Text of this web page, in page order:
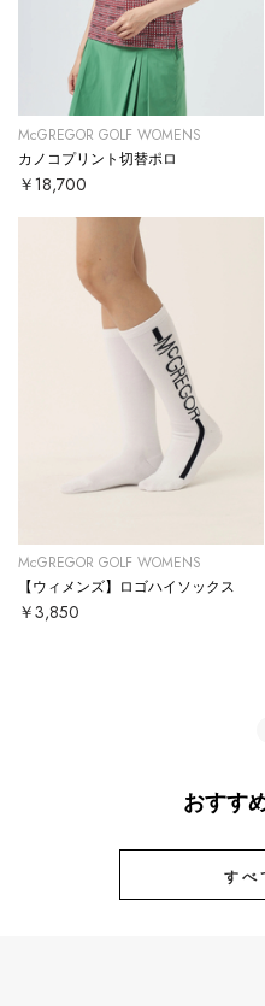
McGREGOR GOLF WOMENS
カノコプリント切替ポロ
￥18,700
McGREGOR GOLF WOMENS
【ウィメンズ】ロゴハイソックス
￥3,850
おすす
すべ